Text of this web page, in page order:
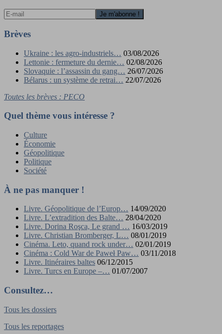
Brèves
Ukraine : les agro-industriels… 03/08/2026
Lettonie : fermeture du dernie… 02/08/2026
Slovaquie : l’assassin du gang… 26/07/2026
Bélarus : un système de retrai… 22/07/2026
Toutes les brèves : PECO
Quel thème vous intéresse ?
Culture
Économie
Géopolitique
Politique
Société
À ne pas manquer !
Livre. Géopolitique de l’Europ… 14/09/2020
Livre. L’extradition des Balte… 28/04/2020
Livre. Dorina Roşca, Le grand … 16/03/2019
Livre. Christian Bromberger, L… 08/01/2019
Cinéma. Leto, quand rock under… 02/01/2019
Cinéma : Cold War de Paweł Paw… 03/11/2018
Livre. Itinéraires baltes 06/12/2015
Livre. Turcs en Europe –… 01/07/2007
Consultez…
Tous les dossiers
Tous les reportages